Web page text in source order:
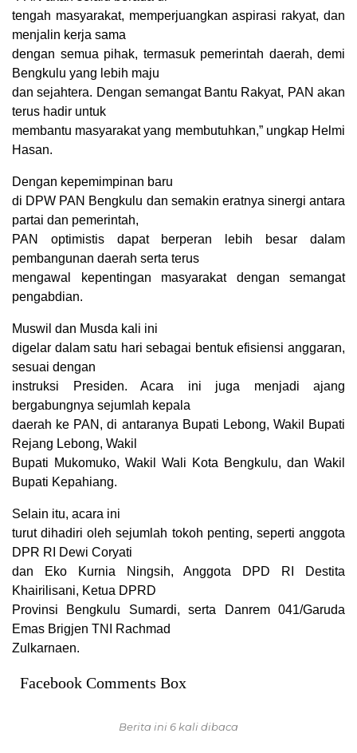
tengah masyarakat, memperjuangkan aspirasi rakyat, dan
menjalin kerja sama
dengan semua pihak, termasuk pemerintah daerah, demi
Bengkulu yang lebih maju
dan sejahtera. Dengan semangat Bantu Rakyat, PAN akan
terus hadir untuk
membantu masyarakat yang membutuhkan,” ungkap Helmi
Hasan.
Dengan kepemimpinan baru
di DPW PAN Bengkulu dan semakin eratnya sinergi antara
partai dan pemerintah,
PAN optimistis dapat berperan lebih besar dalam
pembangunan daerah serta terus
mengawal kepentingan masyarakat dengan semangat
pengabdian.
Muswil dan Musda kali ini
digelar dalam satu hari sebagai bentuk efisiensi anggaran,
sesuai dengan
instruksi Presiden. Acara ini juga menjadi ajang
bergabungnya sejumlah kepala
daerah ke PAN, di antaranya Bupati Lebong, Wakil Bupati
Rejang Lebong, Wakil
Bupati Mukomuko, Wakil Wali Kota Bengkulu, dan Wakil
Bupati Kepahiang.
Selain itu, acara ini
turut dihadiri oleh sejumlah tokoh penting, seperti anggota
DPR RI Dewi Coryati
dan Eko Kurnia Ningsih, Anggota DPD RI Destita
Khairilisani, Ketua DPRD
Provinsi Bengkulu Sumardi, serta Danrem 041/Garuda
Emas Brigjen TNI Rachmad
Zulkarnaen.
Facebook Comments Box
Berita ini 6 kali dibaca